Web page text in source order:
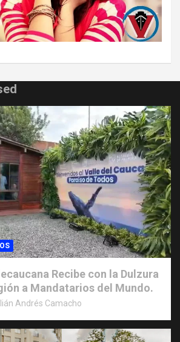
Recibe con la Dulzura
a Mandatarios del Mundo.
Andrés Camacho